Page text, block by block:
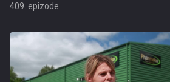
409. epizode